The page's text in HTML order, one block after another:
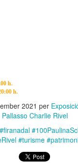
h.
h.
2021 per
Pallasso Charlie Rivel
#turisme